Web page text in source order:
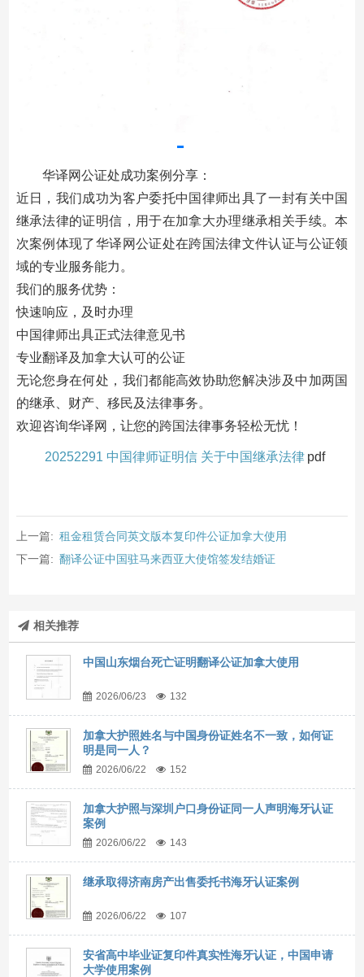
华译网公证处成功案例分享：
近日，我们成功为客户委托中国律师出具了一封有关中国
继承法律的证明信，用于在加拿大办理继承相关手续。本
次案例体现了华译网公证处在跨国法律文件认证与公证领
域的专业服务能力。
我们的服务优势：
快速响应，及时办理
中国律师出具正式法律意见书
专业翻译及加拿大认可的公证
无论您身在何处，我们都能高效协助您解决涉及中加两国
的继承、财产、移民及法律事务。
欢迎咨询华译网，让您的跨国法律事务轻松无忧！
20252291 中国律师证明信 关于中国继承法律 pdf
上一篇: 租金租赁合同英文版本复印件公证加拿大使用
下一篇: 翻译公证中国驻马来西亚大使馆签发结婚证
相关推荐
中国山东烟台死亡证明翻译公证加拿大使用
2026/06/23 132
加拿大护照姓名与中国身份证姓名不一致，如何证
明是同一人？
2026/06/22 152
加拿大护照与深圳户口身份证同一人声明海牙认证
案例
2026/06/22 143
继承取得济南房产出售委托书海牙认证案例
2026/06/22 107
安省高中毕业证复印件真实性海牙认证，中国申请
大学使用案例